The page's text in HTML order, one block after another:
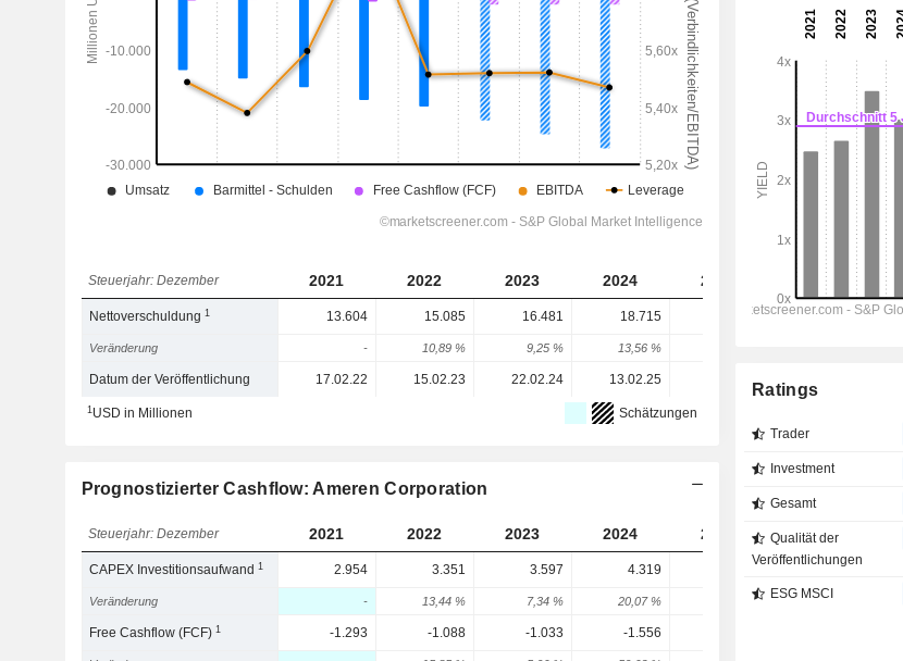
Steuerjahr: Dezember 2021 2022 2023 2024 2025 2026
Nettoverschuldung1 13.604 15.085 16.481 18.715 19.817 22.352
Veränderung - 10,89 % 9,25 % 13,56 %
Datum der Veröffentlichung 17.02.22 15.02.23 22.02.24 13.02.25 11.02.26
1USD in Millionen Schätzungen
Prognostizierter Cashflow: Ameren Corporation
Steuerjahr: Dezember 2021 2022 2023 2024 2025 2026
CAPEX Investitionsaufwand1 2.954 3.351 3.597 4.319 5.457
Veränderung - 13,44 % 7,34 % 20,07 % -4,42 % 32,19 %
Free Cashflow (FCF)1 -1.293 -1.088 -1.033 -1.556
Ratings
Trader
Investment
Gesamt
Qualität der
Veröffentlichungen
ESG MSCI